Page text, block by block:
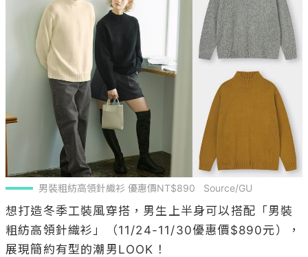
男裝粗紡高領針織衫 優惠價NT$890   Source/GU
想打造冬季工裝風穿搭，男生上半身可以搭配「男裝
粗紡高領針織衫」（11/24-11/30優惠價$890元），
展現簡約有型的潮男LOOK！